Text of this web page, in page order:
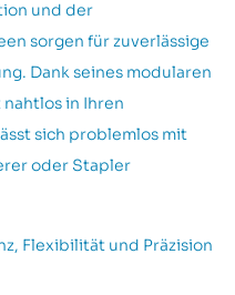
und der
sorgen für zuverlässige
Dank seines modularen
in Ihren
sich problemlos mit
oder Stapler
Flexibilität und Präzision